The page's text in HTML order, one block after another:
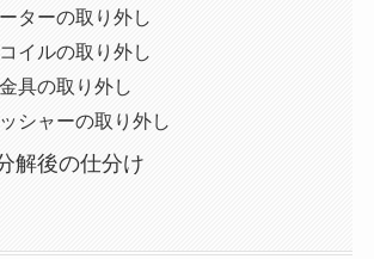
ターの取り外し
イルの取り外し
具の取り外し
シャーの取り外し
解後の仕分け